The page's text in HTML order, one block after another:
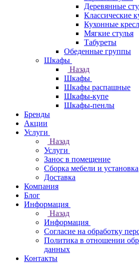
Деревянные
Классические
Кухонные
Мягкие стулья
Табуреты
Обеденные группы
Шкафы
Назад
Шкафы
Шкафы распашные
Шкафы-купе
Шкафы-пенлы
Бренды
Акции
Услуги
Назад
Услуги
Занос в помещение
Сборка мебели и установка
Доставка
Компания
Блог
Информация
Назад
Информация
Согласие на обработку
Политика в отношении
данных
Контакты